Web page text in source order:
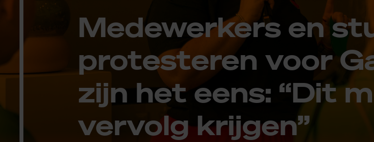
Me­de­wer­kers en
pro­tes­te­ren voor
zijn het eens: “Dit
ver­volg krij­gen”